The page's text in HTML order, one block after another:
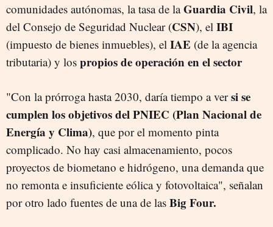
comunidades autónomas, la tasa de laGuardia Civil, la
del Consejo de Seguridad Nuclear (CSN), el IBI
(impuesto de bienes inmuebles), el IAE (de la agencia
tributaria) y los propios de operación en el sector
"Con la prórroga hasta 2030, daría tiempo a versi se
cumplen los objetivos del PNIEC (Plan Nacional de
Energía y Clima), que por el momento pinta
complicado. No hay casi almacenamiento, pocos
proyectos de biometano e hidrógeno, una demanda que
no remonta e insuficiente eólica y fotovoltaica", señalan
por otro lado fuentes de una de las Big Four.